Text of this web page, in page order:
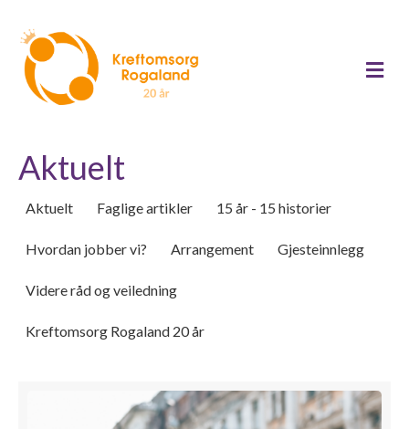
Aktuelt
Aktuelt Faglige artikler 15 år - 15 historier
Hvordan jobber vi? Arrangement Gjesteinnlegg
Videre råd og veiledning
Kreftomsorg Rogaland 20 år